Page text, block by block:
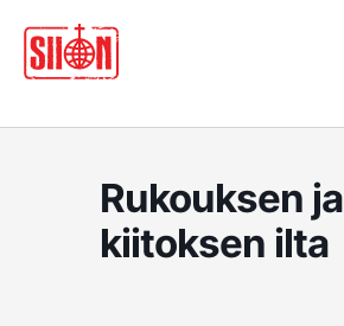
sisältöön
Rukouksen ja
kiitoksen ilta